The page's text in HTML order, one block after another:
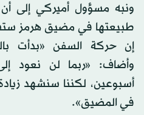
ونبه مسؤول أميركي إلى
طبيعتها في مضيق هرمز
إن حركة السفن «بدأت
وأضاف: «ربما لن نعود
أسبوعين، لكننا سنشهد
في المضيق».